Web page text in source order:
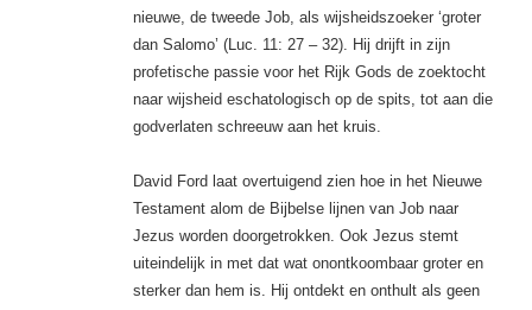
nieuwe, de tweede Job, als wijsheidszoeker ‘groter
dan Salomo’ (Luc. 11: 27 – 32). Hij drijft in zijn
profetische passie voor het Rijk Gods de zoektocht
naar wijsheid eschatologisch op de spits, tot aan die
godverlaten schreeuw aan het kruis.
David Ford laat overtuigend zien hoe in het Nieuwe
Testament alom de Bijbelse lijnen van Job naar
Jezus worden doorgetrokken. Ook Jezus stemt
uiteindelijk in met dat wat onontkoombaar groter en
sterker dan hem is. Hij ontdekt en onthult als geen